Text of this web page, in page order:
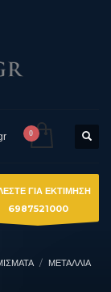
ΓΙΑ ΕΚΤΙΜΗΣΗ
6987521000
ΜΕΤΑΛΛΙΑ